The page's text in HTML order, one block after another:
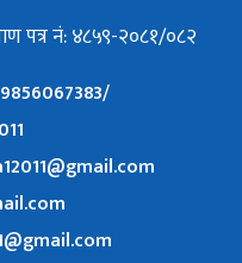
पत्र नं: ४८५९-२०८१/०८२